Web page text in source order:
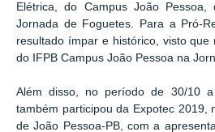
Elétrica, do Campus João Pessoa,
Jornada de Foguetes. Para a Pró-
resultado ímpar e histórico, visto que
do IFPB Campus João Pessoa na
Além disso, no período de 30/10 a
também participou da Expotec 2019,
de João Pessoa-PB, com a